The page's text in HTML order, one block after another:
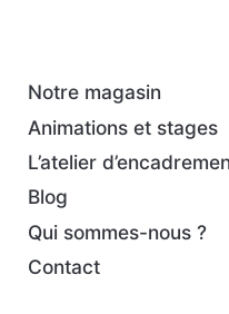
Notre magasin
Animations et stages
L’atelier
Blog
Qui sommes-nous ?
Contact